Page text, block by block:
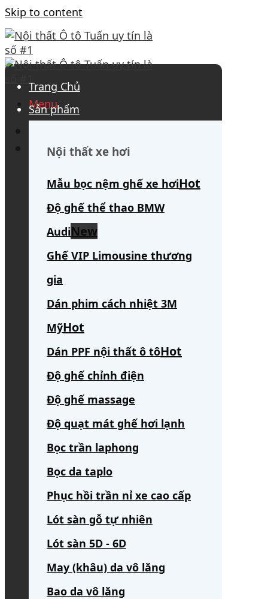
Skip to content
Menu
Search for:
Trang Chủ
Sản phẩm
Nội thất xe hơi
Mẫu bọc nệm ghế xe hơi
Độ ghế thể thao BMW
Audi
Ghế VIP Limousine thương
gia
Dán phim cách nhiệt 3M
Mỹ
Dán PPF nội thất ô tô
Độ ghế chỉnh điện
Độ ghế massage
Độ quạt mát ghế hơi lạnh
Bọc trần laphong
Bọc da taplo
Phục hồi trần nỉ xe cao cấp
Lót sàn gỗ tự nhiên
Lót sàn 5D - 6D
May (khâu) da vô lăng
Bao da vô lăng